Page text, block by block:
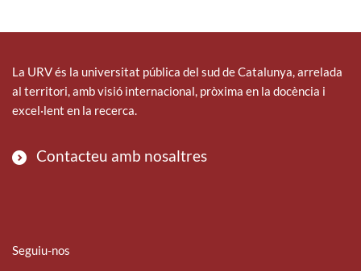
La URV és la universitat pública del sud de Catalunya, arrelada
al territori, amb visió internacional, pròxima en la docència i
excel·lent en la recerca.
Contacteu amb nosaltres
Seguiu-nos